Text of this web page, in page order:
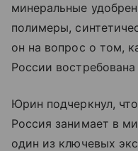
минеральные
полимеры,
он на вопрос о том,
России
Юрин подчеркнул,
Россия занимает в
один из ключевых